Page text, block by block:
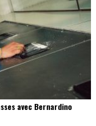
avec Bernardino